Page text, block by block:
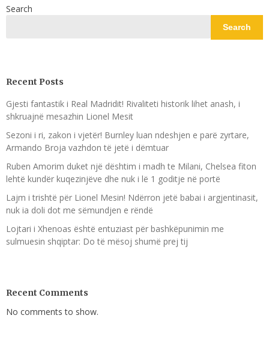
Search
Search
Recent Posts
Gjesti fantastik i Real Madridit! Rivaliteti historik lihet anash, i
shkruajnë mesazhin Lionel Mesit
Sezoni i ri, zakon i vjetër! Burnley luan ndeshjen e parë zyrtare,
Armando Broja vazhdon të jetë i dëmtuar
Ruben Amorim duket një dështim i madh te Milani, Chelsea fiton
lehtë kundër kuqezinjëve dhe nuk i lë 1 goditje në portë
Lajm i trishtë për Lionel Mesin! Ndërron jetë babai i argjentinasit,
nuk ia doli dot me sëmundjen e rëndë
Lojtari i Xhenoas është entuziast për bashkëpunimin me
sulmuesin shqiptar: Do të mësoj shumë prej tij
Recent Comments
No comments to show.